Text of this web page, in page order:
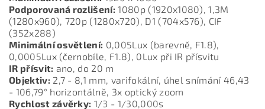
Podporovaná rozlišení: 1080p (1920x1080), 1,3M
(1280x960), 720p (1280x720), D1 (704x576), CIF
(352x288)
Minimální osvětlení: 0,005Lux (barevně, F1.8),
0,0005Lux (černobíle, F1.8), 0Lux při IR přísvitu
IR přísvit: ano, do 20 m
Objektiv: 2,7 - 8,1 mm, varifokální, úhel snímání 46,43
- 106,79° horizontálně, 3x optický zoom
Rychlost závěrky: 1/3 - 1/30,000s